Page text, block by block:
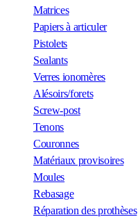
Matrices
Papiers à articuler
Pistolets
Sealants
Verres ionomères
Alésoirs/forets
Screw-post
Tenons
Couronnes
Matériaux provisoires
Moules
Rebasage
Réparation des prothèses